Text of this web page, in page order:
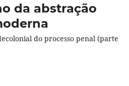
da abstração
do processo penal (parte